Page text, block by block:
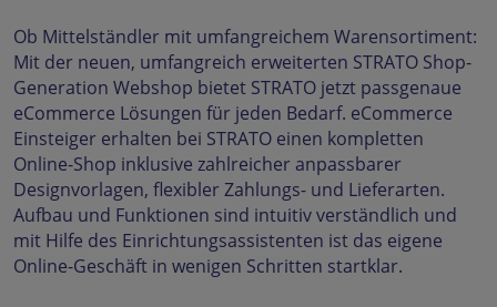
Ob Mittelständler mit umfangreichem Warensortiment:
Mit der neuen, umfangreich erweiterten STRATO Shop-
Generation Webshop bietet STRATO jetzt passgenaue
eCommerce Lösungen für jeden Bedarf. eCommerce
Einsteiger erhalten bei STRATO einen kompletten
Online-Shop inklusive zahlreicher anpassbarer
Designvorlagen, flexibler Zahlungs- und Lieferarten.
Aufbau und Funktionen sind intuitiv verständlich und
mit Hilfe des Einrichtungsassistenten ist das eigene
Online-Geschäft in wenigen Schritten startklar.